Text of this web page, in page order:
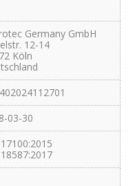
Germany GmbH
12-14
Köln
03-30